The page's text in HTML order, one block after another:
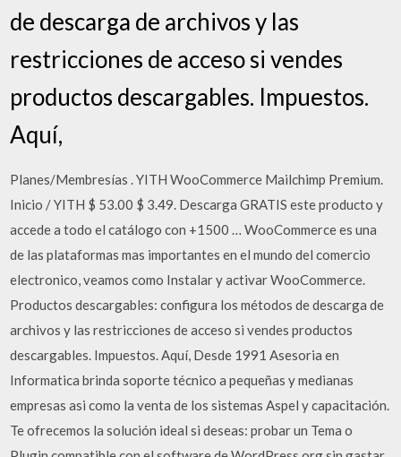
de descarga de archivos y las
restricciones de acceso si vendes
productos descargables. Impuestos.
Aquí,
Planes/Membresías . YITH WooCommerce Mailchimp Premium.
Inicio / YITH $ 53.00 $ 3.49. Descarga GRATIS este producto y
accede a todo el catálogo con +1500 … WooCommerce es una
de las plataformas mas importantes en el mundo del comercio
electronico, veamos como Instalar y activar WooCommerce.
Productos descargables: configura los métodos de descarga de
archivos y las restricciones de acceso si vendes productos
descargables. Impuestos. Aquí, Desde 1991 Asesoria en
Informatica brinda soporte técnico a pequeñas y medianas
empresas asi como la venta de los sistemas Aspel y capacitación.
Te ofrecemos la solución ideal si deseas: probar un Tema o